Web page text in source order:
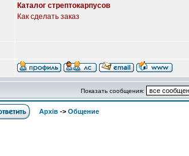
Каталог стрептокарпусов
Как сделать заказ
Показать сообщения:
Архів -> Общение